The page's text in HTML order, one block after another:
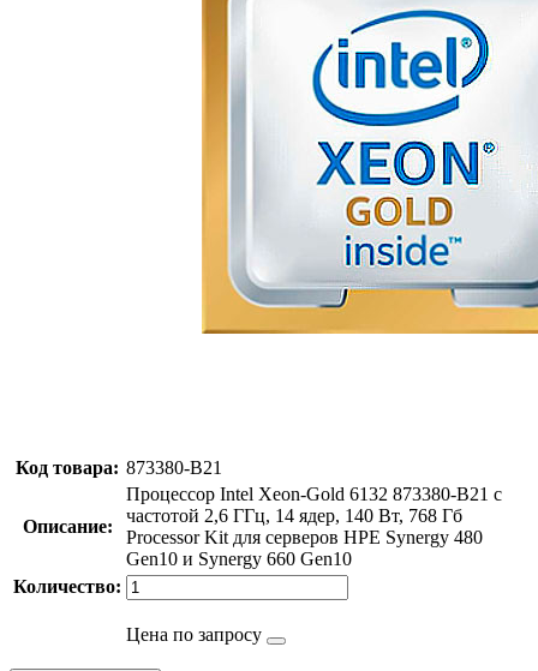
Код товара: 873380-B21
Описание:
Процессор Intel Xeon-Gold 6132 873380-B21 с
частотой 2,6 ГГц, 14 ядер, 140 Вт, 768 Гб
Processor Kit для серверов HPE Synergy 480
Gen10 и Synergy 660 Gen10
Количество:
Цена по запросу